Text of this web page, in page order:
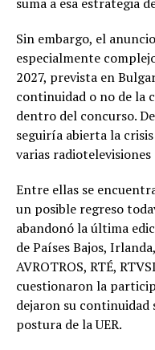
Sin embargo, el
especialmente
2027, prevista en
continuidad o no de la
dentro del concurso.
seguiría abierta la
varias radiotelevisiones
Entre ellas se
un posible regreso
abandonó la última
de Países Bajos,
AVROTROS, RTÉ,
cuestionaron la
dejaron su continuidad
postura de la UER.